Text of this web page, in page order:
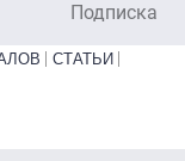
Подписка
СТАТЬИ